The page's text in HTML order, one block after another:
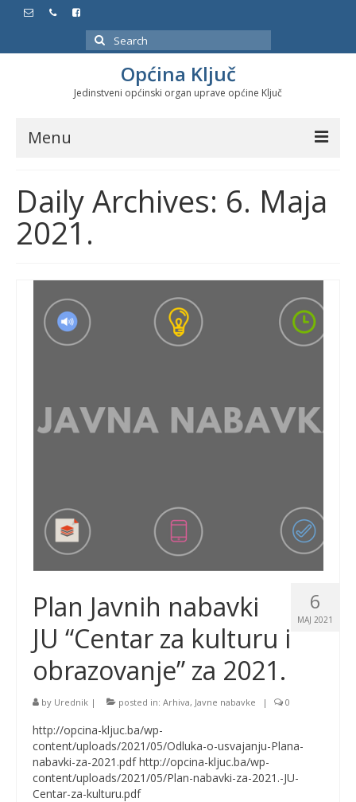
Search
for:
Općina Ključ
Jedinstveni općinski organ uprave općine Ključ
Menu
Službeni glasnici
Javne nabavke
Značajni datumi i manifestacije
Program energetske efikasnosti u stambenom
sektoru
Daily Archives: 6. Maja
2021.
6
MAJ 2021
Plan Javnih nabavki
JU “Centar za kulturu i
obrazovanje” za 2021.
by Urednik | posted in: Arhiva, Javne nabavke | 0
http://opcina-kljuc.ba/wp-
content/uploads/2021/05/Odluka-o-usvajanju-Plana-
nabavki-za-2021.pdf http://opcina-kljuc.ba/wp-
content/uploads/2021/05/Plan-nabavki-za-2021.-JU-
Centar-za-kulturu.pdf